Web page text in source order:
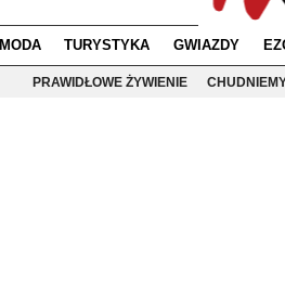
MODA TURYSTYKA GWIAZDY
PRAWIDŁOWE ŻYWIENIE